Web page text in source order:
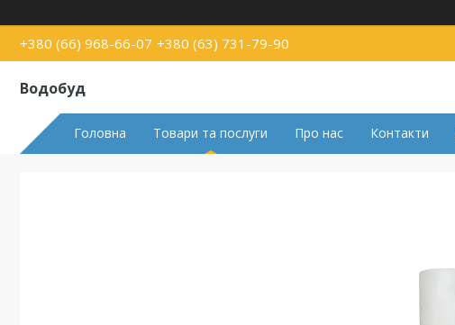
+380 (66) 968-66-07 +380 (63) 731-79-90
Водобуд
Головна Товари та послуги Про нас Контакти